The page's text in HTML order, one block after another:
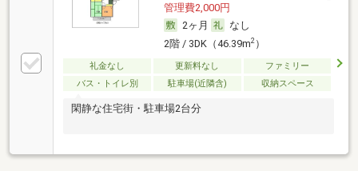
管理費2,000円
2ヶ月
なし
2階 / 3DK（46.39m2）
礼金なし 更新料なし
ファミリー
バス・トイレ別
駐車場(近隣含) 収納スペース
閑静な住宅街・駐車場2台分